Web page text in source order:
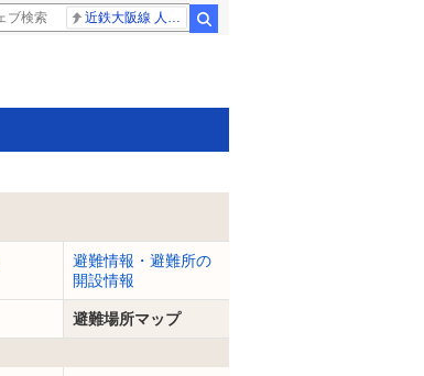
避難情報・避難所の
開設情報
避難場所マップ